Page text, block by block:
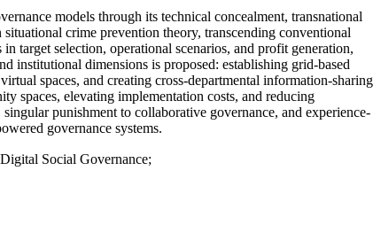
models through its technical concealment, transnational
crime prevention theory, transcending conventional
target selection, operational scenarios, and profit generation,
institutional dimensions is proposed: establishing grid-based
spaces, and creating cross-departmental information-sharing
spaces, elevating implementation costs, and reducing
punishment to collaborative governance, and experience-
governance systems.
Social Governance;